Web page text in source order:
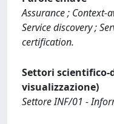
Assurance ; Context-
Service discovery ;
certification.
Settori
visualizzazione)
Settore INF/01 -